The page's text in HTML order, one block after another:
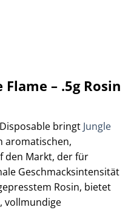
Flame – .5g Rosin
bringt Jungle
aromatischen,
den Markt, der für
Geschmacksintensität
Rosin, bietet
vollmundige